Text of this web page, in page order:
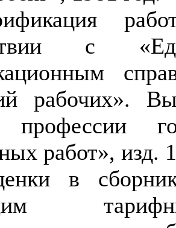
с
рабочих».
профессии
работ», изд.
в